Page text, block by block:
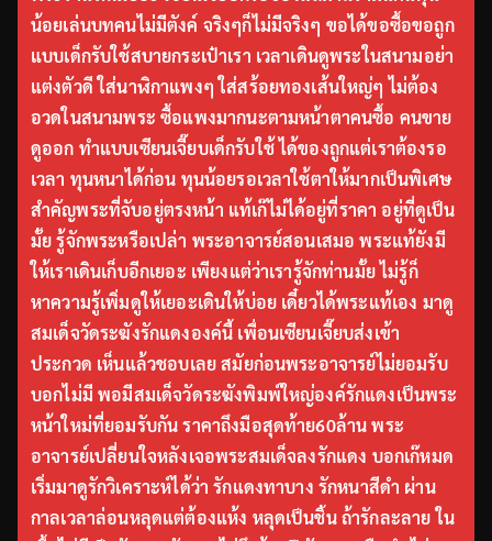
น้อยเล่นบทคนไม่มีตังค์ จริงๆก็ไม่มีจริงๆ ขอได้ขอซื้อขอถูก
แบบเด็กรับใช้สบายกระเป๋าเรา เวลาเดินดูพระในสนามอย่า
แต่งตัวดี ใส่นาฬิกาแพงๆ ใส่สร้อยทองเส้นใหญ่ๆ ไม่ต้อง
อวดในสนามพระ ซื้อแพงมากนะตามหน้าตาคนซื้อ คนขาย
ดูออก ทำแบบเซียนเจี๊ยบเด็กรับใช้ ได้ของถูกแต่เราต้องรอ
เวลา ทุนหนาได้ก่อน ทุนน้อยรอเวลาใช้ตาให้มากเป็นพิเศษ
สำคัญพระที่จับอยู่ตรงหน้า แท้เก๊ไม่ได้อยู่ที่ราคา อยู่ที่ดูเป็น
มั้ย รู้จักพระหรือเปล่า พระอาจารย์สอนเสมอ พระแท้ยังมี
ให้เราเดินเก็บอีกเยอะ เพียงแต่ว่าเรารู้จักท่านมั้ย ไม่รู้ก็
หาความรู้เพิ่มดูให้เยอะเดินให้บ่อย เดี๋ยวได้พระแท้เอง มาดู
สมเด็จวัดระฆังรักแดงองค์นี้ เพื่อนเซียนเจี๊ยบส่งเข้า
ประกวด เห็นแล้วชอบเลย สมัยก่อนพระอาจารย์ไม่ยอมรับ
บอกไม่มี พอมีสมเด็จวัดระฆังพิมพ์ใหญ่องค์รักแดงเป็นพระ
หน้าใหม่ที่ยอมรับกัน ราคาถึงมือสุดท้าย60ล้าน พระ
อาจารย์เปลี่ยนใจหลังเจอพระสมเด็จลงรักแดง บอกเก๊หมด
เริ่มมาดูรักวิเคราะห์ได้ว่า รักแดงทาบาง รักหนาสีดำ ผ่าน
กาลเวลาล่อนหลุดแต่ต้องแห้ง หลุดเป็นชิ้น ถ้ารักละลาย ใน